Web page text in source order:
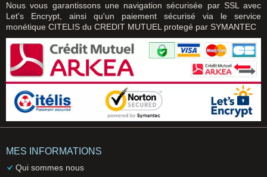
Nous vous garantissons une navigation sécurisée par SSL avec
Let's Encrypt, ainsi qu'un paiement sécurisé via le service
monétique CITELIS du CREDIT MUTUEL protegé par SYMANTEC
MES INFORMATIONS
Qui sommes nous